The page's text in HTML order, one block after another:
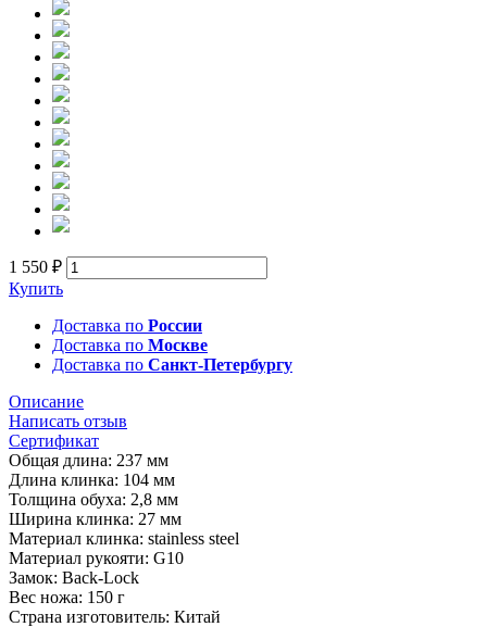
1 550 ₽
Купить
Доставка по России
Доставка по Москве
Доставка по Санкт-Петербургу
Описание
Написать отзыв
Сертификат
Общая длина: 237 мм
Длина клинка: 104 мм
Толщина обуха: 2,8 мм
Ширина клинка: 27 мм
Материал клинка: stainless steel
Материал рукояти: G10
Замок: Back-Lock
Вес ножа: 150 г
Страна изготовитель: Китай